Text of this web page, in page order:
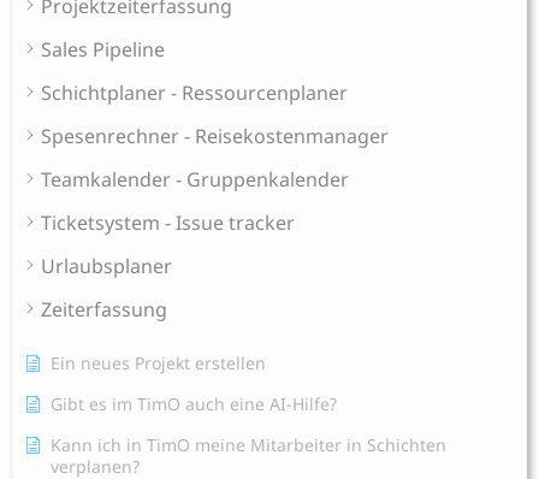
Projektzeiterfassung
Sales Pipeline
Schichtplaner - Ressourcenplaner
Spesenrechner - Reisekostenmanager
Teamkalender - Gruppenkalender
Ticketsystem - Issue tracker
Urlaubsplaner
Zeiterfassung
Ein neues Projekt erstellen
Gibt es im TimO auch eine AI-Hilfe?
Kann ich in TimO meine Mitarbeiter in Schichten
verplanen?